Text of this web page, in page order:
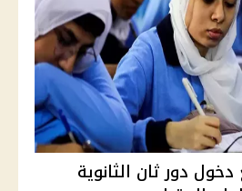
دخول دور ثان الثانوية